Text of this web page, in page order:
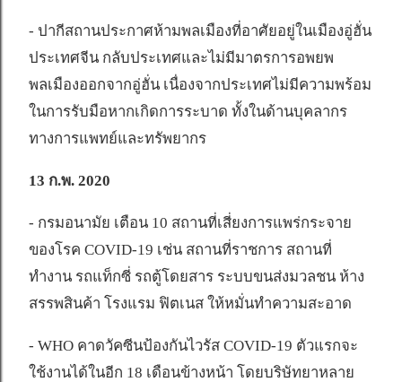
- ปากีสถานประกาศห้ามพลเมืองที่อาศัยอยู่ในเมืองอู่ฮั่น
ประเทศจีน กลับประเทศและไม่มีมาตรการอพยพ
พลเมืองออกจากอู่ฮั่น เนื่องจากประเทศไม่มีความพร้อม
ในการรับมือหากเกิดการระบาด ทั้งในด้านบุคลากร
ทางการแพทย์และทรัพยากร
13 ก.พ. 2020
- กรมอนามัย เตือน 10 สถานที่เสี่ยงการแพร่กระจาย
ของโรค COVID-19 เช่น สถานที่ราชการ สถานที่
ทำงาน รถแท็กซี่ รถตู้โดยสาร ระบบขนส่งมวลชน ห้าง
สรรพสินค้า โรงแรม ฟิตเนส ให้หมั่นทำความสะอาด
- WHO คาดวัคซีนป้องกันไวรัส COVID-19 ตัวแรกจะ
ใช้งานได้ในอีก 18 เดือนข้างหน้า โดยบริษัทยาหลาย